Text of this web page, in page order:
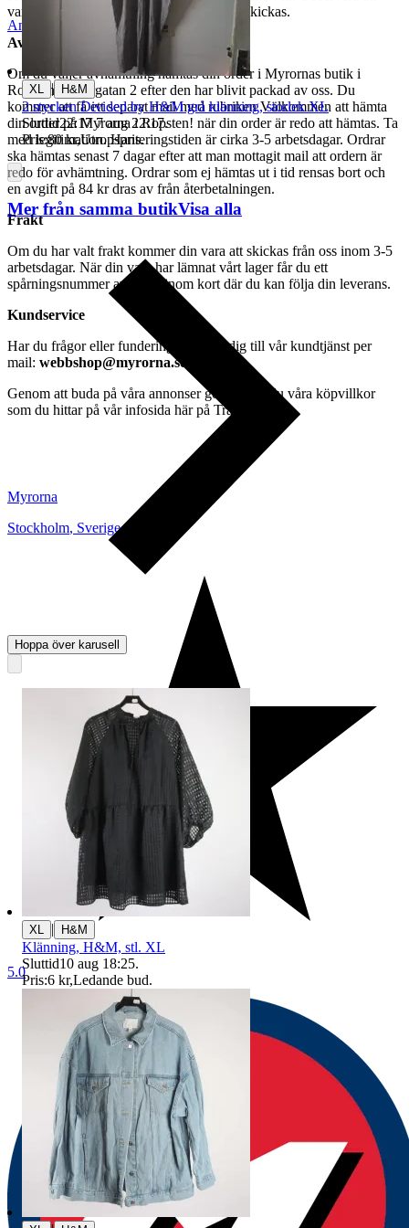
varor märkta endast avhämtning inte kan skickas.
Avhämtning
Om du väljer avhämtning hämtas din order i Myrornas butik i
Ropsten, Kolargatan 2 efter den har blivit packad av oss. Du
kommer att få ett separat mail med rubriken Välkommen att hämta
din order på Myrorna i Ropsten! när din order är redo att hämtas. Ta
med legitimation. Hanteringstiden är cirka 3-5 arbetsdagar. Ordrar
ska hämtas senast 7 dagar efter att man mottagit mail att ordern är
redo för avhämtning. Ordrar som ej hämtas ut i tid rensas bort och
en avgift på 84 kr dras av från återbetalningen.
Frakt
Om du har valt frakt kommer din vara att skickas från oss inom 3-5
arbetsdagar. När din vara har lämnat vårt lager får du ett
spårningsnummer av DSV inom kort där du kan följa din leverans.
Kundservice
Har du frågor eller funderingar hör av dig till vår kundtjänst per
mail: webbshop@myrorna.se
Genom att buda på våra annonser godkänner du våra köpvillkor
som du hittar på vår infosida här på Tradera.
Anmäl Sälj liknande
Myrorna
Stockholm, Sverige
5.0
XL | H&M
2 stycken Divided by H&M grå klänning, storlek XL
Sluttid22:17 7 aug 22:17.
Pris:80 kr,Utropspris.
Mer från samma butikVisa alla
Hoppa över karusell
XL | H&M
Klänning, H&M, stl. XL
Sluttid10 aug 18:25.
Pris:6 kr,Ledande bud.